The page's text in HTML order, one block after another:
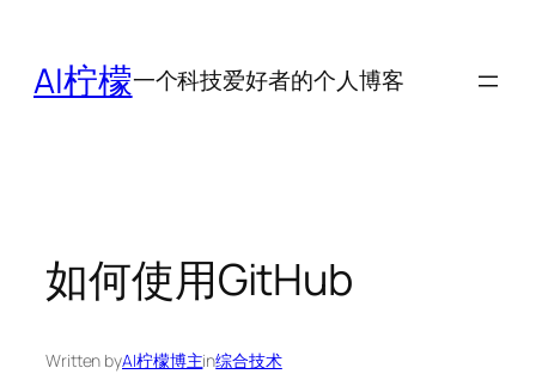
AI柠檬一个科技爱好者的个人博客
如何使用GitHub
Written byAI柠檬博主in综合技术